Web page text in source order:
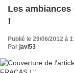
Les ambiances
!
Publié le 29/06/2012 à
Par javi53